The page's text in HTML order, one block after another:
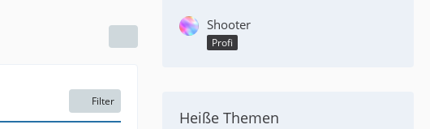
Filter
Shooter
Profi
Heiße Themen